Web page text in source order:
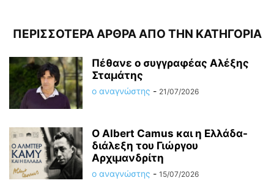
ΠΕΡΙΣΣΟΤΕΡΑ ΑΡΘΡΑ ΑΠΟ ΤΗΝ ΚΑΤΗΓΟΡΙΑ
Πέθανε ο συγγραφέας Αλέξης
Σταμάτης
ο αναγνώστης - 21/07/2026
O Albert Camus και η Ελλάδα-
διάλεξη του Γιώργου
Αρχιμανδρίτη
ο αναγνώστης - 15/07/2026